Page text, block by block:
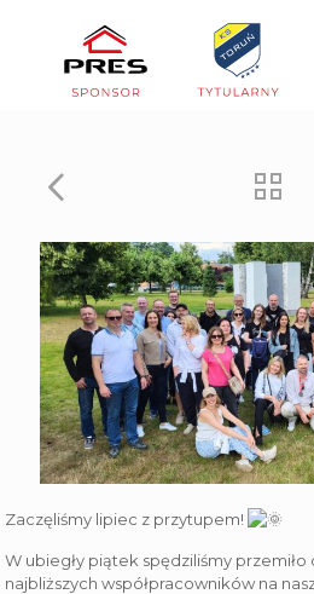
Zaczęliśmy lipiec z przytupem!
W ubiegły piątek spędziliśmy
najbliższych współpracowników na